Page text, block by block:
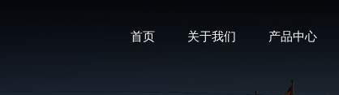
首页 关于我们 产品中心